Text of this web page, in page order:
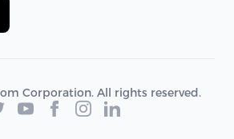
Corporation. All rights reserved.